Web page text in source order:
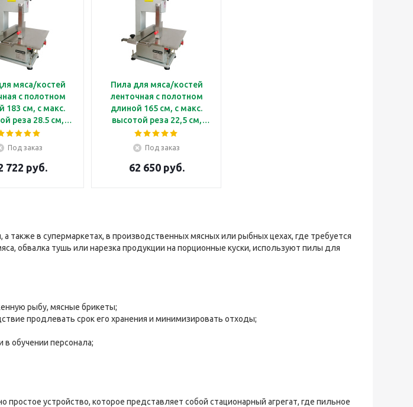
мяса/костей
с полотном
183 см, с макс.
реза 28.5 см,
380В
JG1830E
Под заказ
722 руб.
Пила для мяса/костей
ленточная с полотном
длиной 165 см, с макс.
высотой реза 22,5 см,
подключение 380В
Kocateq JG1650E
Под заказ
62 650 руб.
также в супермаркетах, в производственных мясных или рыбных цехах, где требуется
обвалка тушь или нарезка продукции на порционные куски, используют пилы для
рыбу, мясные брикеты;
продлевать срок его хранения и минимизировать отходы;
в обучении персонала;
простое устройство, которое представляет собой стационарный агрегат, где пильное